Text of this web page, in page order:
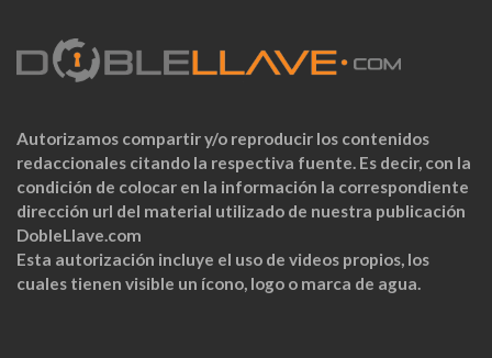
Autorizamos compartir y/o reproducir los contenidos
redaccionales citando la respectiva fuente. Es decir, con la
condición de colocar en la información la correspondiente
dirección url del material utilizado de nuestra publicación
DobleLlave.com
Esta autorización incluye el uso de videos propios, los
cuales tienen visible un ícono, logo o marca de agua.